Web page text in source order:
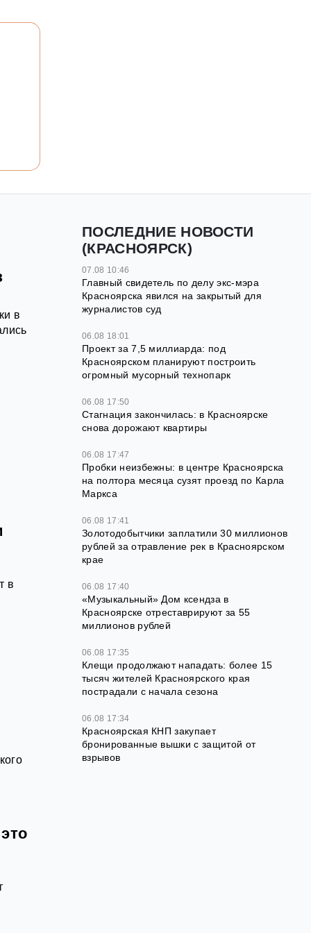
в
в
ПОСЛЕДНИЕ НОВОСТИ
(КРАСНОЯРСК)
07.08 10:46
Главный свидетель по делу экс-мэра
Красноярска явился на закрытый для
журналистов суд
06.08 18:01
Проект за 7,5 миллиарда: под
Красноярском планируют построить
огромный мусорный технопарк
06.08 17:50
Стагнация закончилась: в Красноярске
снова дорожают квартиры
06.08 17:47
Пробки неизбежны: в центре Красноярска
на полтора месяца сузят проезд по Карла
Маркса
06.08 17:41
Золотодобытчики заплатили 30 миллионов
рублей за отравление рек в Красноярском
крае
06.08 17:40
«Музыкальный» Дом ксендза в
Красноярске отреставрируют за 55
миллионов рублей
06.08 17:35
Клещи продолжают нападать: более 15
тысяч жителей Красноярского края
пострадали с начала сезона
06.08 17:34
Красноярская КНП закупает
бронированные вышки с защитой от
взрывов